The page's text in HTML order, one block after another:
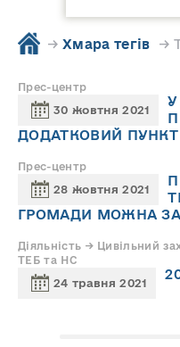
→ Хмара тегів →
Прес-центр
30 жовтня 2021
У
ДОДАТКОВИЙ
Прес-центр
28 жовтня 2021
ГРОМАДИ МОЖНА
Діяльність → Цивільний
ТЕБ та НС
24 травня 2021